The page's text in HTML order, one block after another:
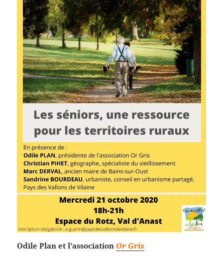
Odile Plan et l’association Or Gris